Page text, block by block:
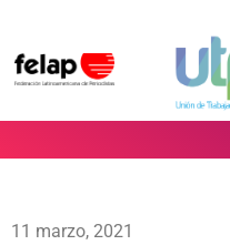
11 marzo, 2021